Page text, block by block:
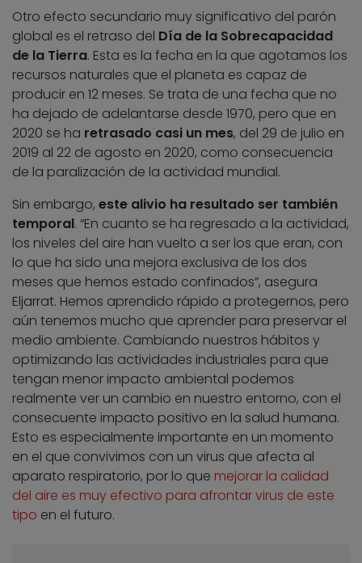
Otro efecto secundario muy significativo del parón
global es el retraso del Día de la Sobrecapacidad
de la Tierra. Esta es la fecha en la que agotamos los
recursos naturales que el planeta es capaz de
producir en 12 meses. Se trata de una fecha que no
ha dejado de adelantarse desde 1970, pero que en
2020 se ha retrasado casi un mes, del 29 de julio en
2019 al 22 de agosto en 2020, como consecuencia
de la paralización de la actividad mundial.
Sin embargo, este alivio ha resultado ser también
temporal. “En cuanto se ha regresado a la actividad,
los niveles del aire han vuelto a ser los que eran, con
lo que ha sido una mejora exclusiva de los dos
meses que hemos estado confinados”, asegura
Eljarrat. Hemos aprendido rápido a protegernos, pero
aún tenemos mucho que aprender para preservar el
medio ambiente. Cambiando nuestros hábitos y
optimizando las actividades industriales para que
tengan menor impacto ambiental podemos
realmente ver un cambio en nuestro entorno, con el
consecuente impacto positivo en la salud humana.
Esto es especialmente importante en un momento
en el que convivimos con un virus que afecta al
aparato respiratorio, por lo que mejorar la calidad
del aire es muy efectivo para afrontar virus de este
tipo en el futuro.